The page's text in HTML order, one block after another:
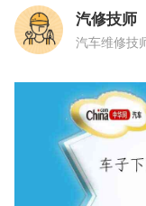
汽修技师
汽车维修技